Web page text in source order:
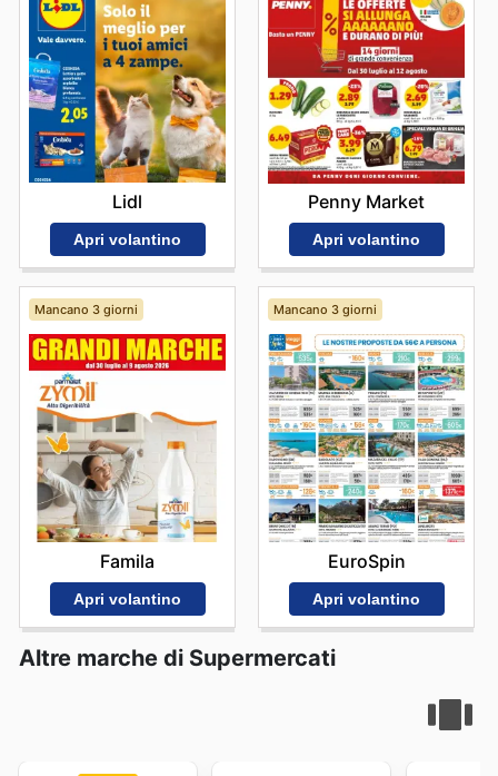
costruzione di un rapporto di fiducia duraturo. Visit
Mercatò's website today to explore the best deals and
start saving now.
Lidl
Apri volantino
Penny Market
Apri volantino
Mancano 3 giorni
Famila
Apri volantino
Mancano 3 giorni
EuroSpin
Apri volantino
Altre marche di Supermercati